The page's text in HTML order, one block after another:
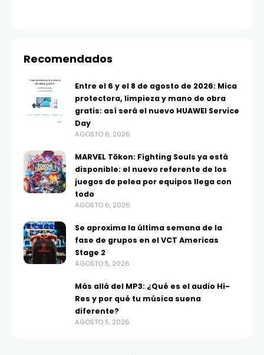
Recomendados
Entre el 6 y el 8 de agosto de 2026: Mica
protectora, limpieza y mano de obra
gratis: así será el nuevo HUAWEI Service
Day
AGOSTO 6, 2026
MARVEL Tōkon: Fighting Souls ya está
disponible: el nuevo referente de los
juegos de pelea por equipos llega con
todo
AGOSTO 6, 2026
Se aproxima la última semana de la
fase de grupos en el VCT Americas
Stage 2
AGOSTO 5, 2026
Más allá del MP3: ¿Qué es el audio Hi-
Res y por qué tu música suena
diferente?
AGOSTO 5, 2026